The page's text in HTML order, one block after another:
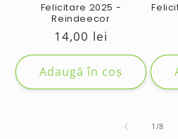
Felicitare 2025 -
Reindeecor
Preț
obișnuit
14,00 lei
Adaugă în coș
1 /de
8